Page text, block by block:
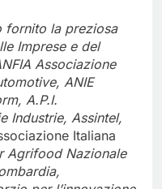
fornito la preziosa
Imprese e del
Associazione
ANIE
A.P.I.
Industrie, Assintel,
Italiana
Agrifood Nazionale